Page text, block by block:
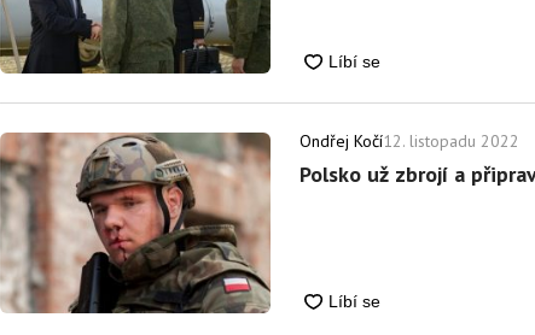
Ondřej Kočí12. listopadu 2022
Polsko už zbrojí a